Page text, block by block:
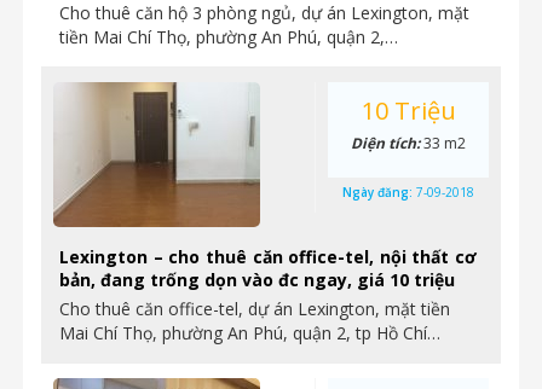
Cho thuê căn hộ 3 phòng ngủ, dự án Lexington, mặt
tiền Mai Chí Thọ, phường An Phú, quận 2,…
Lexington – cho thuê căn office-tel, nội thất cơ
bản, đang trống dọn vào đc ngay, giá 10 triệu
Cho thuê căn office-tel, dự án Lexington, mặt tiền
Mai Chí Thọ, phường An Phú, quận 2, tp Hồ Chí…
10 Triệu
Diện tích:33 m2
Ngày đăng: 7-09-2018